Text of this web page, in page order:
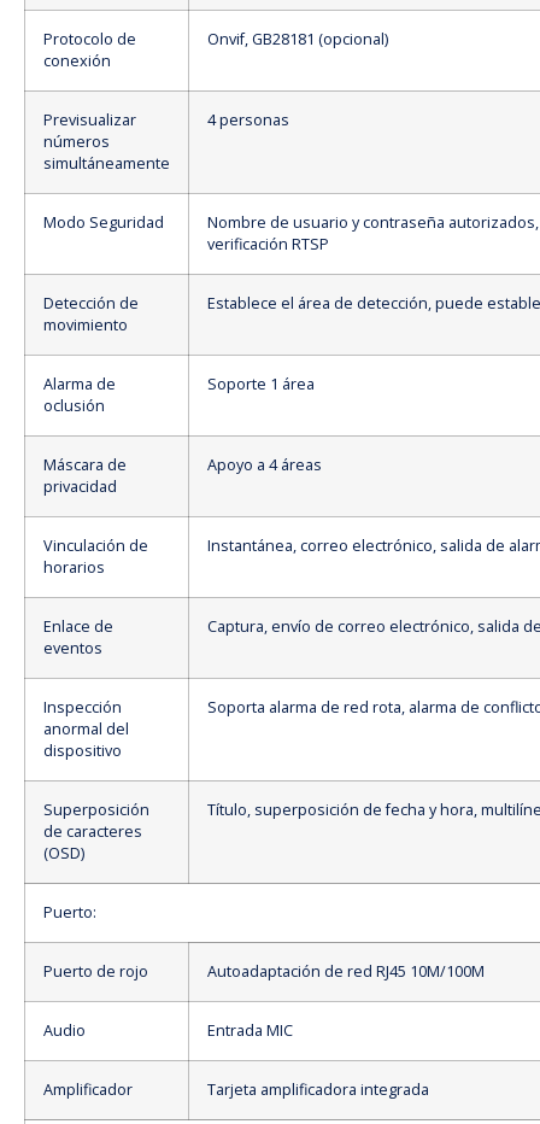
Protocolo de
conexión
Onvif, GB28181 (opcional)
Previsualizar
números
simultáneamente
4 personas
Modo Seguridad
Nombre de usuario y contraseña
verificación RTSP
Detección de
movimiento
Establece el área de detección, puede
Alarma de
oclusión
Soporte 1 área
Máscara de
privacidad
Apoyo a 4 áreas
Vinculación de
horarios
Instantánea, correo electrónico, salida de
Enlace de
eventos
Captura, envío de correo electrónico, salida
Inspección
anormal del
dispositivo
Soporta alarma de red rota, alarma de
Superposición
de caracteres
(OSD)
Título, superposición de fecha y hora,
Puerto:
Puerto de rojo Autoadaptación de red RJ45 10M/100M
Audio Entrada MIC
Amplificador Tarjeta amplificadora integrada